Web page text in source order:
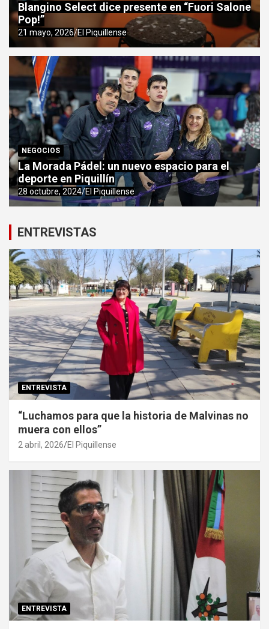
Blangino Select dice presente en “Fuori Salone
Pop!”
21 mayo, 2026 El Piquillense
NEGOCIOS
La Morada Pádel: un nuevo espacio para el
deporte en Piquillín
28 octubre, 2024 El Piquillense
ENTREVISTAS
ENTREVISTA
“Luchamos para que la historia de Malvinas no
muera con ellos”
2 abril, 2026 El Piquillense
ENTREVISTA